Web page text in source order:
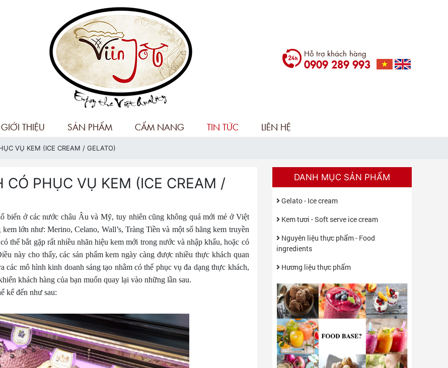
Hỗ trợ khách hàng
0909 289 993
GIỚI THIỆU SẢN PHẨM CẨM NANG TIN TỨC LIÊN HỆ
VỤ KEM (ICE CREAM / GELATO)
PHỤC VỤ KEM (ICE CREAM /
biến ở các nước châu Âu và Mỹ, tuy nhiên cũng không quá mới mẻ ở Việt
lớn như: Merino, Celano, Wall’s, Tràng Tiền và một số hãng kem truyền
thể bắt gặp rất nhiều nhãn hiệu kem mới trong nước và nhập khẩu, hoặc có
này cho thấy, các sản phẩm kem ngày càng được nhiều thực khách quan
mô hình kinh doanh sáng tạo nhằm có thể phục vụ đa dạng thực khách,
khách hàng của bạn muốn quay lại vào những lần sau.
kể đến như sau:
DANH MỤC SẢN PHẨM
Gelato - Ice cream
Kem tươi - Soft serve ice cream
Nguyên liệu thực phẩm - Food
ingredients
Hương liệu thực phẩm